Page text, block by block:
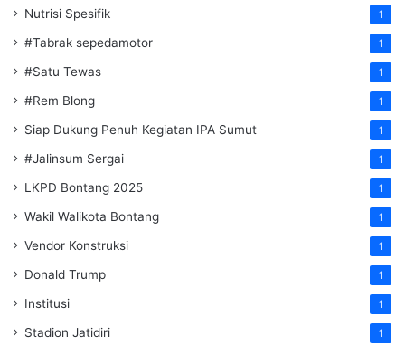
Nutrisi Spesifik 1
#Tabrak sepedamotor 1
#Satu Tewas 1
#Rem Blong 1
Siap Dukung Penuh Kegiatan IPA Sumut 1
#Jalinsum Sergai 1
LKPD Bontang 2025 1
Wakil Walikota Bontang 1
Vendor Konstruksi 1
Donald Trump 1
Institusi 1
Stadion Jatidiri 1